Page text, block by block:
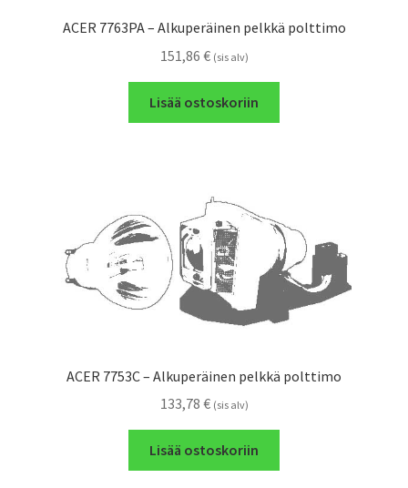
ACER 7763PA – Alkuperäinen pelkkä polttimo
151,86 € (sis alv)
Lisää ostoskoriin
ACER 7753C – Alkuperäinen pelkkä polttimo
133,78 € (sis alv)
Lisää ostoskoriin